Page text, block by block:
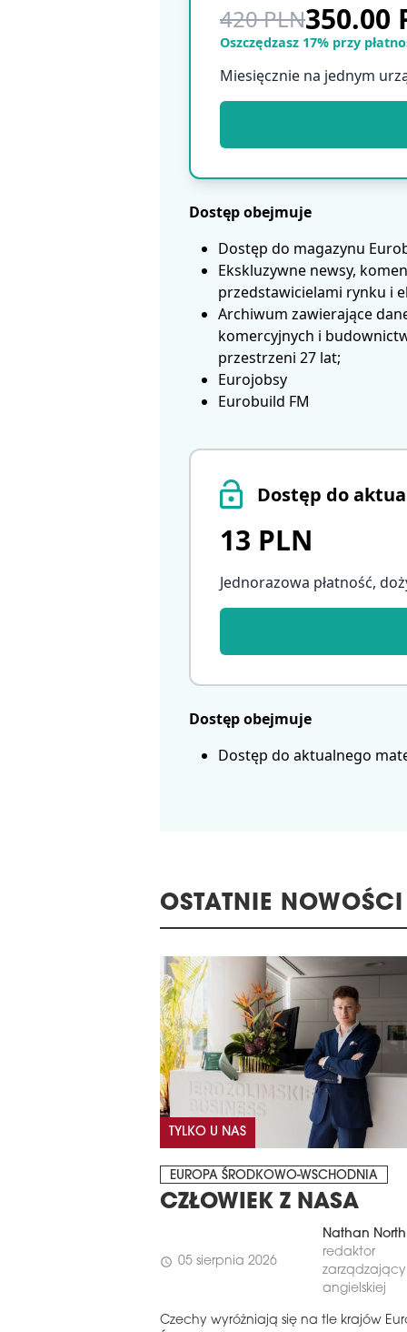
Dostęp do
13 PLN
Jednorazowa płatność,
Dostęp obejmuje
Dostęp do aktualnego
420 PLN350.00
Oszczędzasz 17% przy
Miesięcznie na jednym
Dostęp obejmuje
Dostęp do magazynu
Ekskluzywne newsy,
przedstawicielami rynku i
Archiwum zawierające
komercyjnych i
przestrzeni 27 lat;
Eurojobsy
Eurobuild FM
OSTATNIE NOWOŚCI
TYLKO U NAS
EUROPA ŚRODKOWO-WSCHODNIA
CZŁOWIEK Z NASA
schedule 05 sierpnia 2026
Nathan North
redaktor
zarządzający
angielskiej
Czechy wyróżniają się na tle krajów